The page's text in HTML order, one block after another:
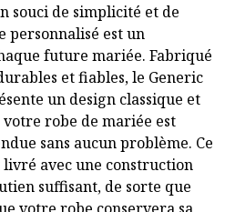
souci de simplicité et de
personnalisé est un
future mariée. Fabriqué
et fiables, le Generic
un design classique et
robe de mariée est
sans aucun problème. Ce
avec une construction
suffisant, de sorte que